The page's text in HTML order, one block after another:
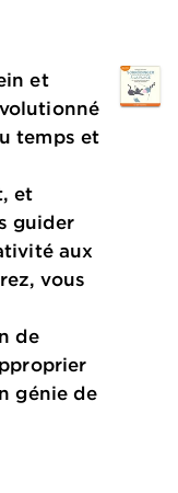
et
temps et
et
guider
aux
vous
de
génie de